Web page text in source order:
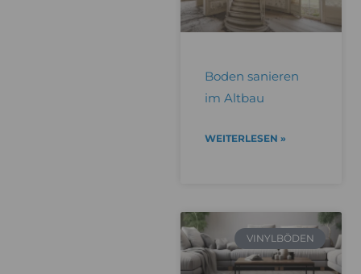
Boden sanieren
im Altbau
WEITERLESEN »
VINYLBÖDEN